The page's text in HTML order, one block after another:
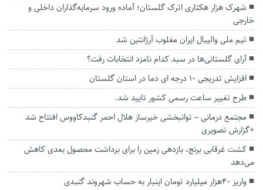
شهرک هزار هکتاری اترک گلستان؛ آماده ورود سرمایه‌گذاران داخلی و
خارجی
تیم ملی والیبال ایران مغلوب آرژانتین شد
آرای گلستانی‌ها در سبد کدام نامزد انتخابات رفت؟
افزایش تدریجی ۱۰ درجه ای دما در استان گلستان
طرح تغییر ساعت رسمی کشور تایید شد.
مجتمع درمانی – توانبخشی خیرساز هلال احمر گنبدکاووس افتتاح شد
+گزارش تصویری
کشت غرقابی برنج، بازدهی زمین را برای برداشت محصول بعدی کاهش
می‌دهد
واریز 40هزار میلیارد تومان اینبار به حساب شهروند گنبدی